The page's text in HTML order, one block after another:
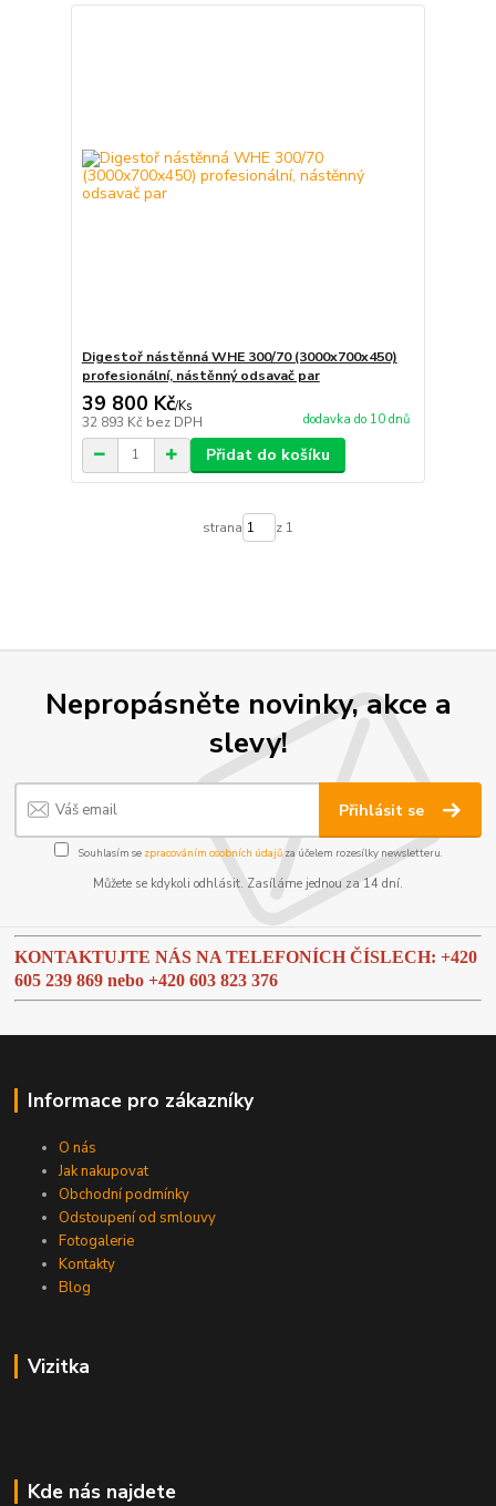
Digestoř nástěnná WHE 300/70 (3000x700x450)
profesionální, nástěnný odsavač par
39 800 Kč/Ks
32 893 Kč bez DPH dodavka do 10 dnů
Přidat do košíku
strana z 1
Nepropásněte novinky, akce a
slevy!
Přihlásit se
Souhlasím se zpracováním osobních údajůza účelem rozesílky newsletteru.
Můžete se kdykoli odhlásit. Zasíláme jednou za 14 dní.
KONTAKTUJTE NÁS NA TELEFONÍCH ČÍSLECH: +420
605 239 869 nebo+420 603 823 376
Informace pro zákazníky
O nás
Jak nakupovat
Obchodní podmínky
Odstoupení od smlouvy
Fotogalerie
Kontakty
Blog
Vizitka
Kde nás najdete